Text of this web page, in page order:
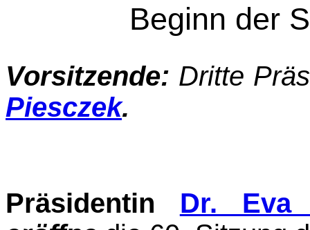
Beginn der
Vorsitzende: Dritte
Piesczek.
Präsidentin Dr. Eva